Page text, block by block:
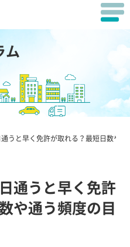
ム
うと早く免許が取れる？最短日数や
通うと早く免許
や通う頻度の目